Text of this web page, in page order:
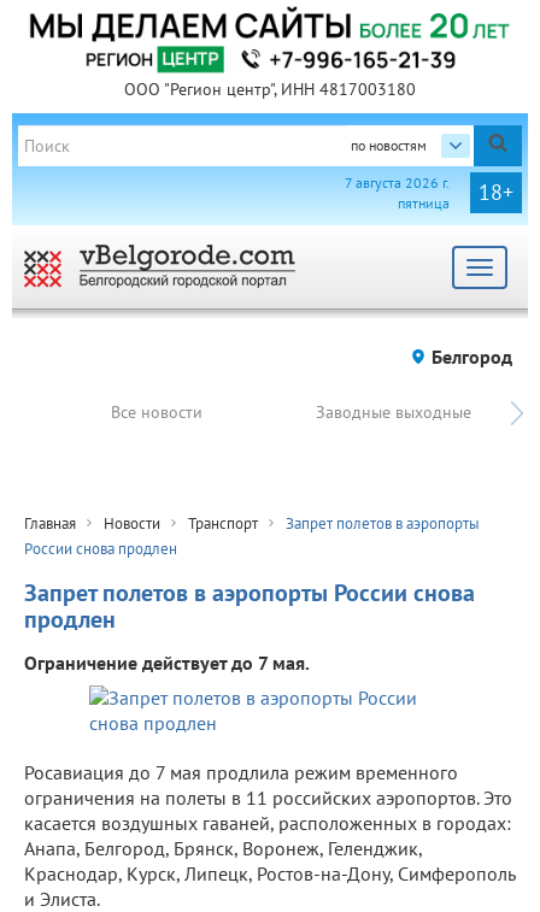
ООО "Регион центр", ИНН 4817003180
по новостям
18+
7 августа 2026 г.
пятница
Toggle
Белгород
Все новости Заводные выходные
Главная Новости Транспорт
Запрет полетов в аэропорты
России снова продлен
Запрет полетов в аэропорты России снова
продлен
Ограничение действует до 7 мая.
Росавиация до 7 мая продлила режим временного
ограничения на полеты в 11 российских аэропортов. Это
касается воздушных гаваней, расположенных в городах:
Анапа, Белгород, Брянск, Воронеж, Геленджик,
Краснодар, Курск, Липецк, Ростов-на-Дону, Симферополь
и Элиста.